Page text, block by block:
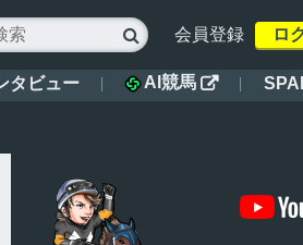
 会員登録 ロ
タビュー AI競馬 